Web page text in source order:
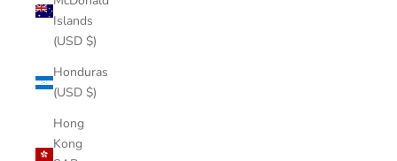
Islands
(USD $)
Honduras
(USD $)
Hong
Kong